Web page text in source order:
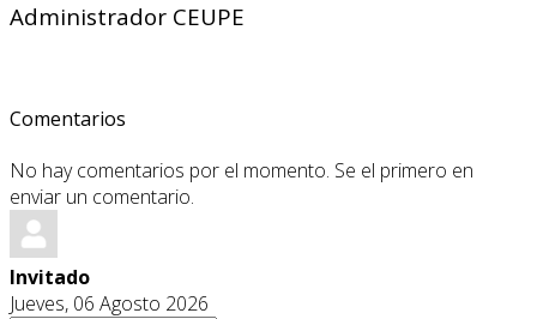
Administrador CEUPE
Comentarios
No hay comentarios por el momento. Se el primero en
enviar un comentario.
Invitado
Jueves, 06 Agosto 2026